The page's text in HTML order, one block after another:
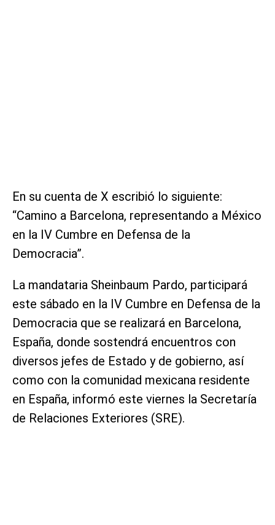
En su cuenta de X escribió lo siguiente:
“Camino a Barcelona, representando a México
en la IV Cumbre en Defensa de la
Democracia”.
La mandataria Sheinbaum Pardo, participará
este sábado en la IV Cumbre en Defensa de la
Democracia que se realizará en Barcelona,
España, donde sostendrá encuentros con
diversos jefes de Estado y de gobierno, así
como con la comunidad mexicana residente
en España, informó este viernes la Secretaría
de Relaciones Exteriores (SRE).